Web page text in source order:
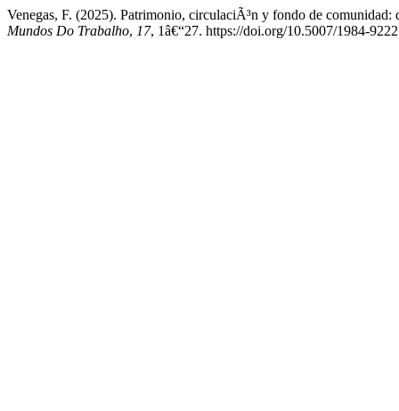
Venegas, F. (2025). Patrimonio, circulaciÃ³n y fondo de
Mundos Do Trabalho, 17, 1â€“27. https://doi.org/10.5007/1984-